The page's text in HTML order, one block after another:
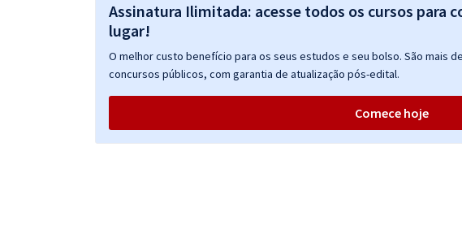
Assinatura Ilimitada: acesse todos os cursos para
lugar!
O melhor custo benefício para os seus estudos e seu bolso. São mais
concursos públicos, com garantia de atualização pós-edital.
Comece hoje